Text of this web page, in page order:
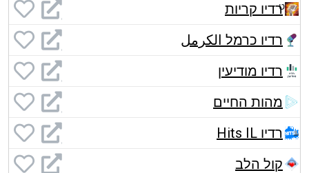
רדיו קריות
רדיו כרמל الكرمل
רדיו מודיעין
מהות החיים
רדיו Hits IL
קול הלב